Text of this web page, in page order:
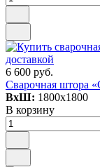
6 600 руб.
Сварочная штора
ВxШ: 1800x1800
В корзину